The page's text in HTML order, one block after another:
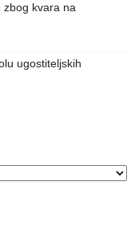
zbog kvara na
ugostiteljskih